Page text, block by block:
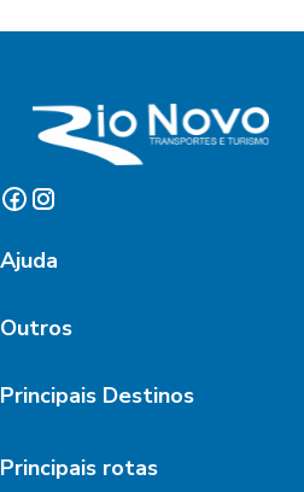
Ajuda
Outros
Principais Destinos
Principais rotas